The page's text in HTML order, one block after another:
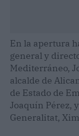
En la apertura
general y
Mediterráneo,
alcalde de
de Estado de
Joaquín Pérez,
Generalitat,